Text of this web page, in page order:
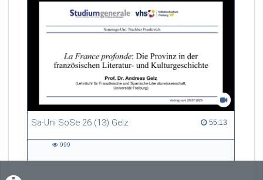
Sa-Uni SoSe 26 (13) Gelz 55:13
55:13 duration
999